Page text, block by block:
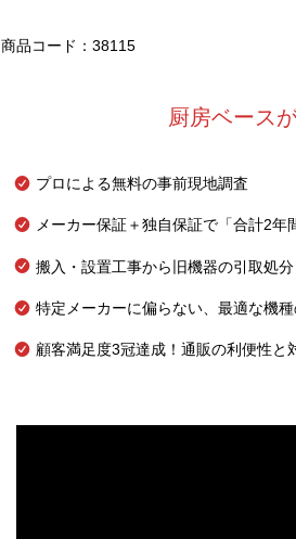
商品コード：38115
厨房ベース
プロによる無料の事前現地調査
メーカー保証＋独自保証で「合計2年
搬入・設置工事から旧機器の引取処
特定メーカーに偏らない、最適な機
顧客満足度3冠達成！通販の利便性と